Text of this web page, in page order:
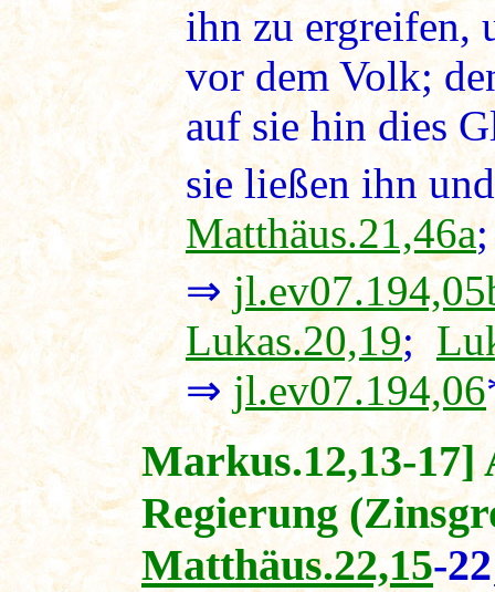
ihn zu ergreifen,
vor dem Volk;
auf sie hin dies
sie ließen ihn
Matthäus.21,46a
⇒
Lukas.20,19;
⇒jl.ev07.194,06
Markus.12,13-17]
Regierung
Matthäus.22,15-